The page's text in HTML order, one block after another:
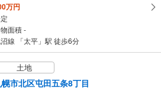
万円
面積 -
線 「太平」駅 徒歩6分
土地
市北区屯田五条8丁目